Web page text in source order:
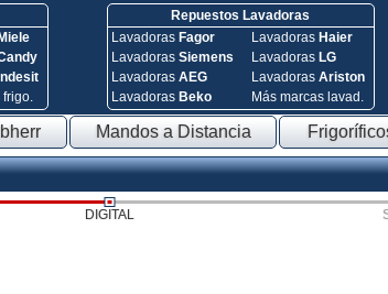
Miele
Indesit
frigo.
Repuestos Lavadoras
Lavadoras Fagor
Lavadoras Siemens
Lavadoras AEG
Lavadoras Beko
Lavadoras Haier
Lavadoras LG
Lavadoras Ariston
Más marcas lavad.
Mandos a Distancia
DIGITAL